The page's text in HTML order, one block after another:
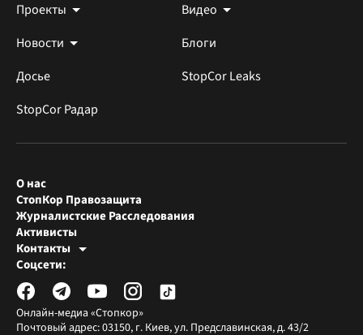
Проекты
Видео
Новости
Блоги
Досье
StopCor Leaks
StopCor Радар
Онлайн-медиа «Стопкор»
Почтовый адрес: 03150, г. Киев, ул. Предславинская, д. 43/2
О нас
СтопКор Правозащита
Журналистские Расследования
Активисты
Контакты
Редакция СтопКора
Журналисты-расследователи
Соцсети: